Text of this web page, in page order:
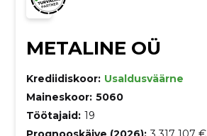
METALINE OÜ
Krediidiskoor: Usaldusväärne
Maineskoor: 5060
Töötajaid: 19